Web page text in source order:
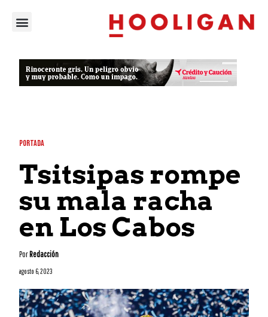
PORTADA
Tsitsipas rompe
su mala racha
en Los Cabos
PorRedacción
agosto 6, 2023